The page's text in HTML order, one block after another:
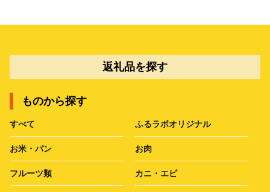
返礼品を探す
ものから探す
すべて ふるラボオリジナル
お米・パン お肉
フルーツ類 カニ・エビ